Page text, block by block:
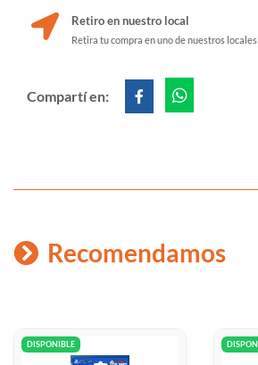
Retiro en nuestro local
Retira tu compra en uno de nuestros locales
Compartí en:
Recomendamos